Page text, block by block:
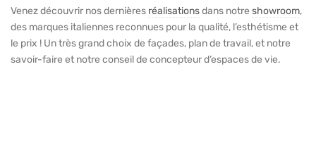
Venez découvrir nos dernières réalisationsdans notre showroom,
des marques italiennes reconnues pour la qualité, l’esthétisme et
le prix ! Un très grand choix de façades, plan de travail, et notre
savoir-faire et notre conseil de concepteur d’espaces de vie.